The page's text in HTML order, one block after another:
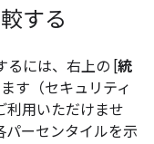
する
には、右上の [ 統
ます（セキュリティ
利用いただけませ
パーセンタイルを示